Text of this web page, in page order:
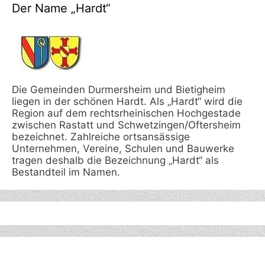
Der Name „Hardt“
Die Gemeinden Durmersheim und Bietigheim
liegen in der schönen Hardt. Als „Hardt“ wird die
Region auf dem rechtsrheinischen Hochgestade
zwischen Rastatt und Schwetzingen/Oftersheim
bezeichnet. Zahlreiche ortsansässige
Unternehmen, Vereine, Schulen und Bauwerke
tragen deshalb die Bezeichnung „Hardt“ als
Bestandteil im Namen.